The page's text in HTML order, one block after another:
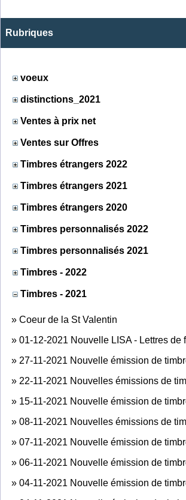
Rubriques
voeux
distinctions_2021
Ventes à prix net
Ventes sur Offres
Timbres étrangers 2022
Timbres étrangers 2021
Timbres étrangers 2020
Timbres personnalisés 2022
Timbres personnalisés 2021
Timbres - 2022
Timbres - 2021
» Coeur de la St Valentin
» 01-12-2021 Nouvelle LISA - Lettres de
» 27-11-2021 Nouvelle émission de
» 22-11-2021 Nouvelles émissions de
» 15-11-2021 Nouvelle émission de
» 08-11-2021 Nouvelles émissions de
» 07-11-2021 Nouvelle émission de
» 06-11-2021 Nouvelle émission de
» 04-11-2021 Nouvelle émission de